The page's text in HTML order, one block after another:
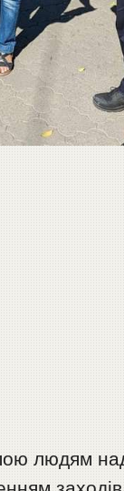
людям